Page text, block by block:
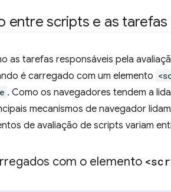
entre scripts e as tarefas
as tarefas responsáveis pela
é carregado com um elemento
. Como os navegadores tendem a
mecanismos de navegador
de avaliação de scripts variam
com o elemento